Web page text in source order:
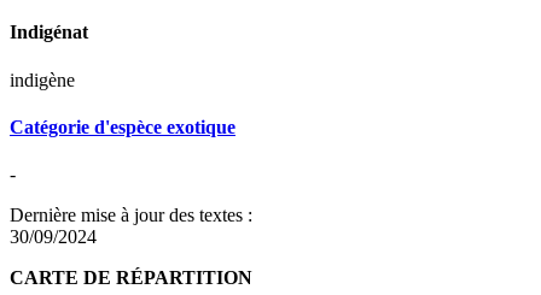
Indigénat
indigène
Catégorie d'espèce exotique
-
Dernière mise à jour des textes :
30/09/2024
CARTE DE RÉPARTITION